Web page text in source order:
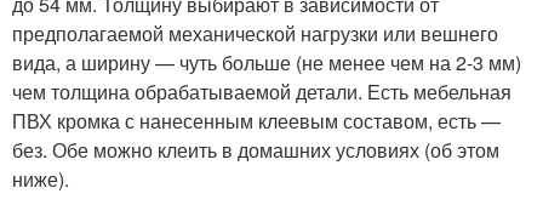
предполагаемой механической нагрузки или вешнего
вида, а ширину — чуть больше (не менее чем на 2-3 мм)
чем толщина обрабатываемой детали. Есть мебельная
ПВХ кромка с нанесенным клеевым составом, есть —
без. Обе можно клеить в домашних условиях (об этом
ниже).